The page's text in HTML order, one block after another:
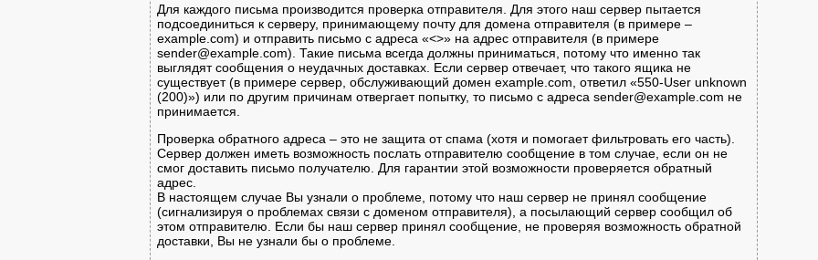
Для каждого письма производится проверка отправителя. Для этого наш сервер пытается
подсоединиться к серверу, принимающему почту для домена отправителя (в примере –
example.com) и отправить письмо с адреса «<>» на адрес отправителя (в примере
sender@example.com). Такие письма всегда должны приниматься, потому что именно так
выглядят сообщения о неудачных доставках. Если сервер отвечает, что такого ящика не
существует (в примере сервер, обслуживающий домен example.com, ответил «550-User unknown
(200)») или по другим причинам отвергает попытку, то письмо с адреса sender@example.com не
принимается.
Проверка обратного адреса – это не защита от спама (хотя и помогает фильтровать его часть).
Сервер должен иметь возможность послать отправителю сообщение в том случае, если он не
смог доставить письмо получателю. Для гарантии этой возможности проверяется обратный
адрес.
В настоящем случае Вы узнали о проблеме, потому что наш сервер не принял сообщение
(сигнализируя о проблемах связи с доменом отправителя), а посылающий сервер сообщил об
этом отправителю. Если бы наш сервер принял сообщение, не проверяя возможность обратной
доставки, Вы не узнали бы о проблеме.